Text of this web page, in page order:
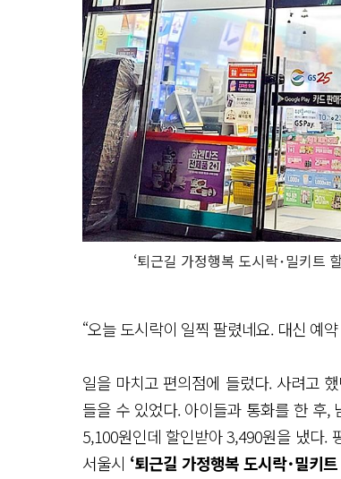
‘퇴근길 가정행복 도시락･밀키트
“오늘 도시락이 일찍 팔렸네요. 대신 예
일을 마치고 편의점에 들렀다. 사려고
들을 수 있었다. 아이들과 통화를 한 후,
5,100원인데 할인받아 3,490원을 냈다.
서울시 ‘퇴근길 가정행복 도시락･밀키